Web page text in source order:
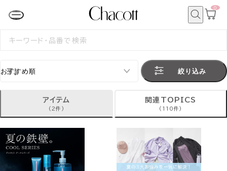
カ
0
検
絞り込み
アイテム
(2件)
関連TOPICS
(110件)